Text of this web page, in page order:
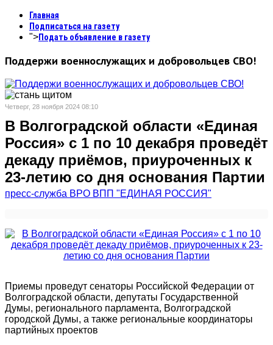
Главная
Подписаться на газету
">Подать объявление в газету
Поддержи военнослужащих и добровольцев СВО!
Четверг, 28 ноября 2024 08:10
В Волгоградской области «Единая
Россия» с 1 по 10 декабря проведёт
декаду приёмов, приуроченных к
23-летию со дня основания Партии
пресс-служба ВРО ВПП "ЕДИНАЯ РОССИЯ"
Приемы проведут сенаторы Российской Федерации от
Волгоградской области, депутаты Государственной
Думы, регионального парламента, Волгоградской
городской Думы, а также региональные координаторы
партийных проектов